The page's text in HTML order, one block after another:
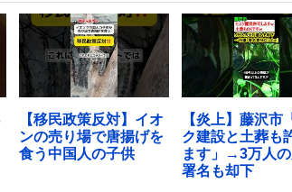
【移民政策反対】イオ
ンの売り場で唐揚げを
食う中国人の子供
【炎上】藤沢市
ク建設と土葬も
ます」→3万人
署名も却下